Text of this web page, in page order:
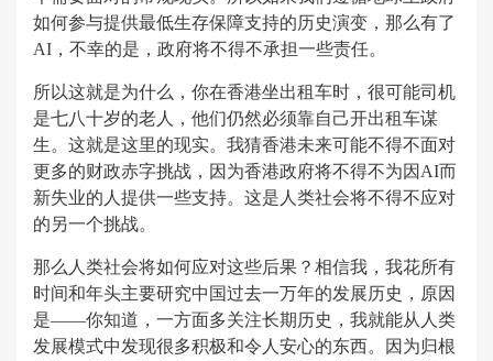
如何参与提供最低生存保障支持的历史演变，那么有了
AI，不幸的是，政府将不得不承担一些责任。
所以这就是为什么，你在香港坐出租车时，很可能司机
是七八十岁的老人，他们仍然必须靠自己开出租车谋
生。这就是这里的现实。我猜香港未来可能不得不面对
更多的财政赤字挑战，因为香港政府将不得不为因AI而
新失业的人提供一些支持。这是人类社会将不得不应对
的另一个挑战。
那么人类社会将如何应对这些后果？相信我，我花所有
时间和年头主要研究中国过去一万年的发展历史，原因
是——你知道，一方面多关注长期历史，我就能从人类
发展模式中发现很多积极和令人安心的东西。因为归根